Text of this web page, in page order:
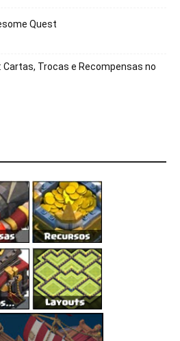
Quest
Cartas, Trocas e Recompensas no